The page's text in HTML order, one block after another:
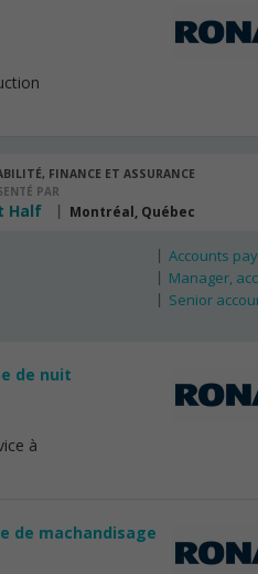
FINANCE ET ASSURANCE
PAR
Half Montréal, Québec
Accounts
Manager,
Senior
de nuit
à
de machandisage